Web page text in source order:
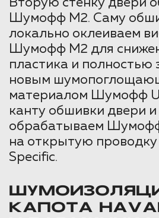
Вторую стенку двери
Шумофф М2. Саму
локально оклеиваем
Шумофф М2 для
пластика и полностью
новым
материалом Шумофф
канту обшивки двери
обрабатываем
на открытую
Specific.
КАПОТА